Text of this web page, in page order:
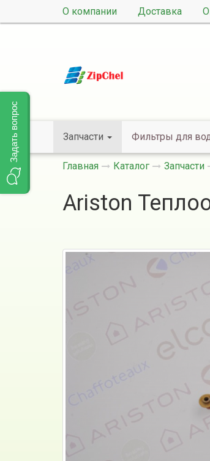
О компании Доставка
Запчасти Фильтры для
Главная Каталог Запчасти
Ariston
Задать вопрос